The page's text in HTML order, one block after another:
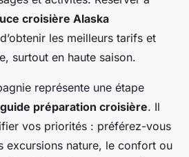
croisière Alaska
les meilleurs tarifs et
surtout en haute saison.
représente une étape
guide préparation croisière. Il
vos priorités : préférez-vous
excursions nature, le confort ou